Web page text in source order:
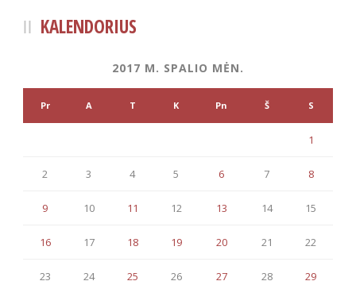
KALENDORIUS
2017 M. SPALIO MĖN.
Pr A T K Pn Š S
1
2 3 4 5 6 7 8
9 10 11 12 13 14 15
16 17 18 19 20 21 22
23 24 25 26 27 28 29